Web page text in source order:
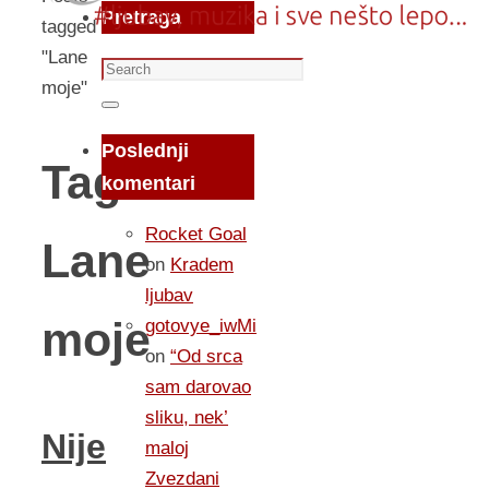
tagged
"Lane
moje"
Tag:
Lane
moje
Nije
Pretraga
Search
for:
Search
Poslednji
komentari
Rocket Goal
on Kradem
ljubav
gotovye_iwMi
on “Od srca
sam darovao
sliku, nek’
maloj
Zvezdani